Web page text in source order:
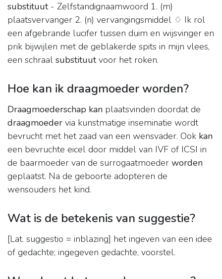
substituut- Zelfstandignaamwoord 1. (m)
plaatsvervanger 2. (n) vervangingsmiddel ♢ Ik rol
een afgebrande lucifer tussen duim en wijsvinger en
prik bijwijlen met de geblakerde spits in mijn vlees,
een schraal substituutvoor het roken.
Hoe kan ik draagmoeder worden?
Draagmoederschap kan plaatsvinden doordat de
draagmoeder via kunstmatige inseminatie wordt
bevrucht met het zaad van een wensvader. Ook kan
een bevruchte eicel door middel van IVF of ICSI in
de baarmoeder van de surrogaatmoeder worden
geplaatst. Na de geboorte adopteren de
wensouders het kind.
Wat is de betekenis van suggestie?
[Lat. suggestio = inblazing] het ingeven van een idee
of gedachte; ingegeven gedachte, voorstel.